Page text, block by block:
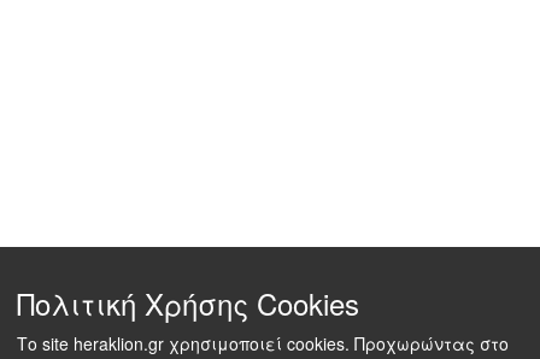
Πολιτική Χρήσης Cookies
Το site heraklion.gr χρησιμοποιεί cookies. Προχωρώντας στο